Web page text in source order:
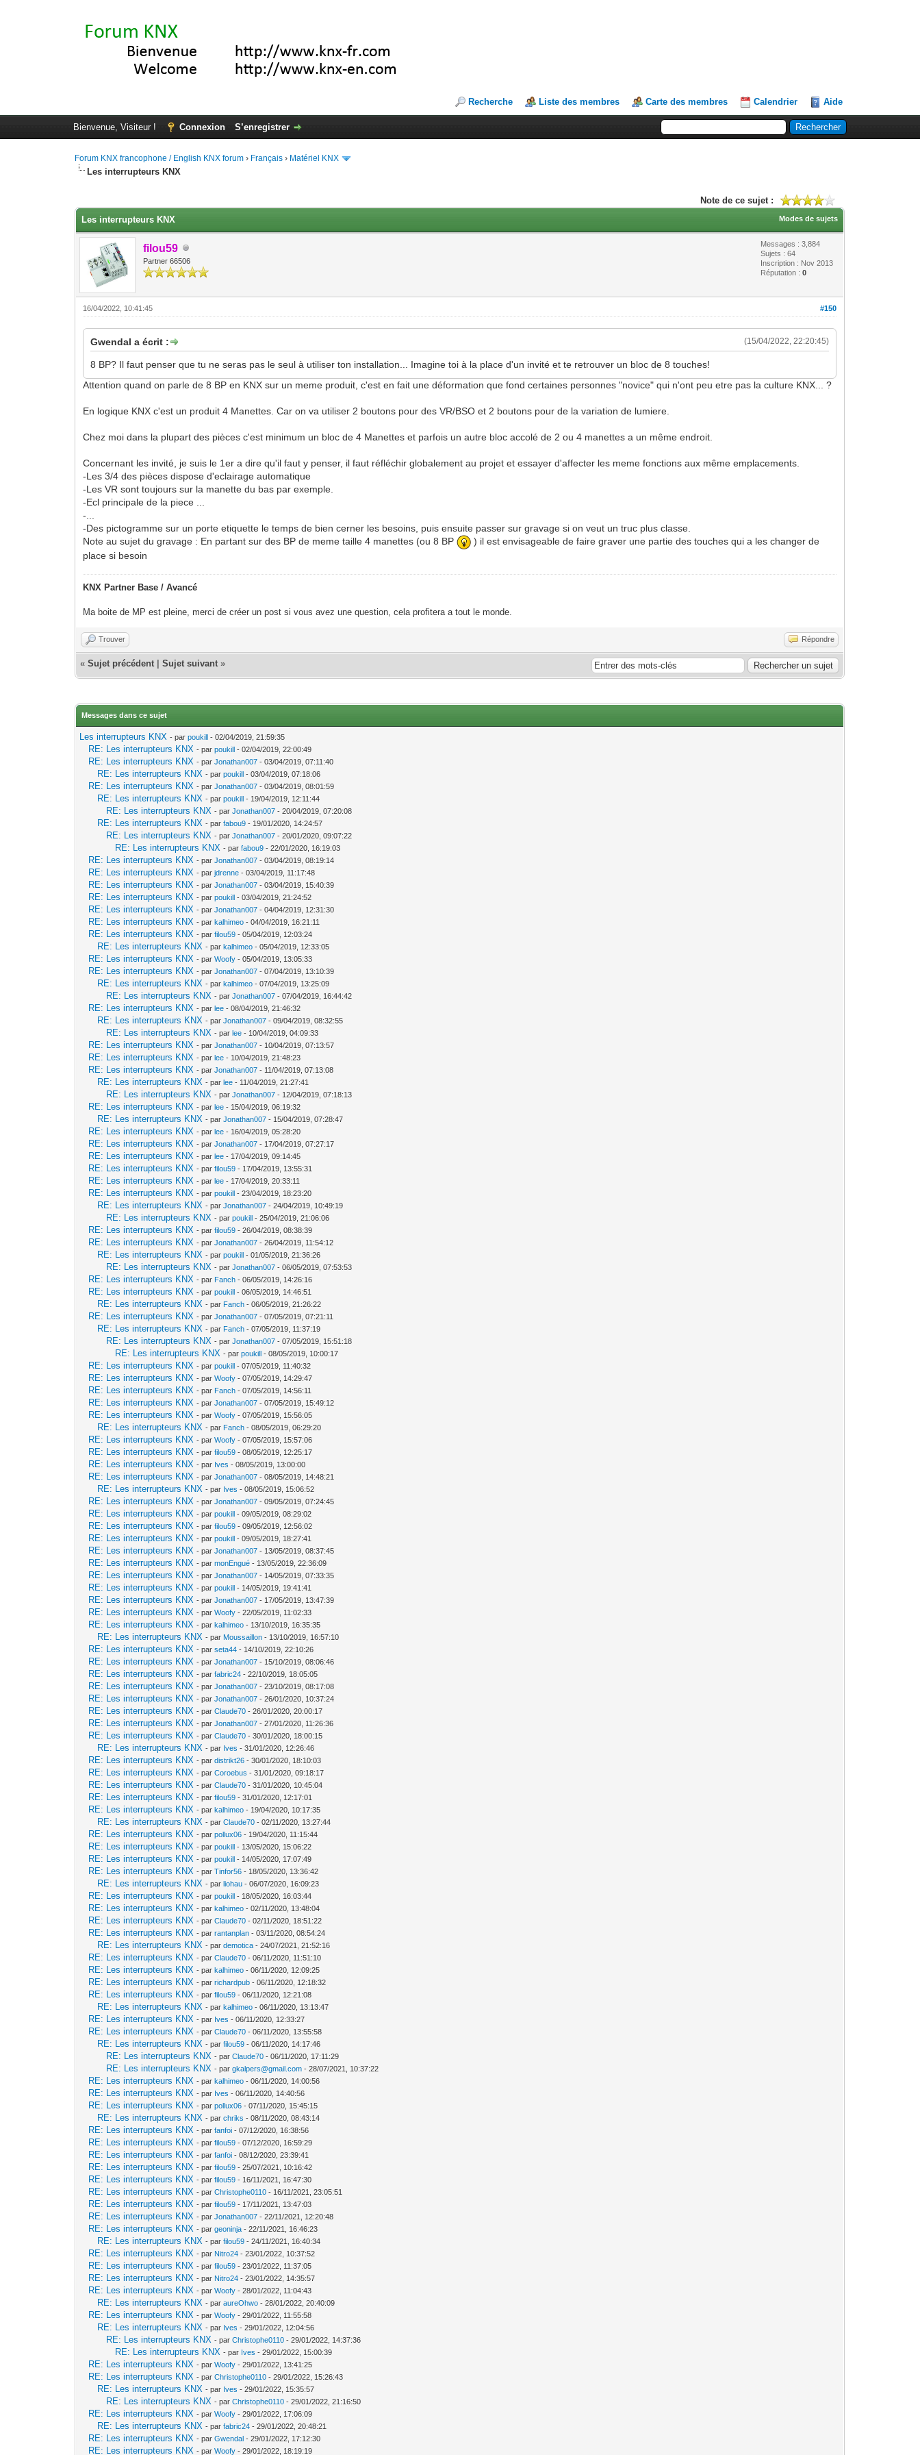
Recherche Liste des membres Carte des membres Calendrier Aide
Bienvenue, Visiteur ! Connexion S’enregistrer
Forum KNX francophone / English KNX forum › Français › Matériel KNX
Les interrupteurs KNX
Note de ce sujet :
Modes de sujets
Les interrupteurs KNX
filou59
Partner 66506
Messages : 3,884
Sujets : 64
Inscription : Nov 2013
Réputation :0
#150
16/04/2022, 10:41:45
(15/04/2022, 22:20:45)
Gwendal a écrit :
8 BP? Il faut penser que tu ne seras pas le seul à utiliser ton installation... Imagine toi à la place d'un invité et te retrouver un bloc de 8 touches!
Attention quand on parle de 8 BP en KNX sur un meme produit, c'est en fait une déformation que fond certaines personnes "novice" qui n'ont peu etre pas la culture KNX... ?
En logique KNX c'est un produit 4 Manettes. Car on va utiliser 2 boutons pour des VR/BSO et 2 boutons pour de la variation de lumiere.
Chez moi dans la plupart des pièces c'est minimum un bloc de 4 Manettes et parfois un autre bloc accolé de 2 ou 4 manettes a un même endroit.
Concernant les invité, je suis le 1er a dire qu'il faut y penser, il faut réfléchir globalement au projet et essayer d'affecter les meme fonctions aux même emplacements.
-Les 3/4 des pièces dispose d'eclairage automatique
-Les VR sont toujours sur la manette du bas par exemple.
-Ecl principale de la piece ...
-...
-Des pictogramme sur un porte etiquette le temps de bien cerner les besoins, puis ensuite passer sur gravage si on veut un truc plus classe.
Note au sujet du gravage : En partant sur des BP de meme taille 4 manettes (ou 8 BP
) il est envisageable de faire graver une partie des touches qui a les changer de
place si besoin
KNX Partner Base / Avancé
Ma boite de MP est pleine, merci de créer un post si vous avez une question, cela profitera a tout le monde.
Trouver Répondre
«Sujet précédent |Sujet suivant »
Messages dans ce sujet
Les interrupteurs KNX - parpoukill - 02/04/2019, 21:59:35
RE: Les interrupteurs KNX - parpoukill - 02/04/2019, 22:00:49
RE: Les interrupteurs KNX - parJonathan007 - 03/04/2019, 07:11:40
RE: Les interrupteurs KNX - parpoukill - 03/04/2019, 07:18:06
RE: Les interrupteurs KNX - parJonathan007 - 03/04/2019, 08:01:59
RE: Les interrupteurs KNX - parpoukill - 19/04/2019, 12:11:44
RE: Les interrupteurs KNX - parJonathan007 - 20/04/2019, 07:20:08
RE: Les interrupteurs KNX - parfabou9 - 19/01/2020, 14:24:57
RE: Les interrupteurs KNX - parJonathan007 - 20/01/2020, 09:07:22
RE: Les interrupteurs KNX - parfabou9 - 22/01/2020, 16:19:03
RE: Les interrupteurs KNX - parJonathan007 - 03/04/2019, 08:19:14
RE: Les interrupteurs KNX - parjdrenne - 03/04/2019, 11:17:48
RE: Les interrupteurs KNX - parJonathan007 - 03/04/2019, 15:40:39
RE: Les interrupteurs KNX - parpoukill - 03/04/2019, 21:24:52
RE: Les interrupteurs KNX - parJonathan007 - 04/04/2019, 12:31:30
RE: Les interrupteurs KNX - parkalhimeo - 04/04/2019, 16:21:11
RE: Les interrupteurs KNX - parfilou59 - 05/04/2019, 12:03:24
RE: Les interrupteurs KNX - parkalhimeo - 05/04/2019, 12:33:05
RE: Les interrupteurs KNX - parWoofy - 05/04/2019, 13:05:33
RE: Les interrupteurs KNX - parJonathan007 - 07/04/2019, 13:10:39
RE: Les interrupteurs KNX - parkalhimeo - 07/04/2019, 13:25:09
RE: Les interrupteurs KNX - parJonathan007 - 07/04/2019, 16:44:42
RE: Les interrupteurs KNX - parlee - 08/04/2019, 21:46:32
RE: Les interrupteurs KNX - parJonathan007 - 09/04/2019, 08:32:55
RE: Les interrupteurs KNX - parlee - 10/04/2019, 04:09:33
RE: Les interrupteurs KNX - parJonathan007 - 10/04/2019, 07:13:57
RE: Les interrupteurs KNX - parlee - 10/04/2019, 21:48:23
RE: Les interrupteurs KNX - parJonathan007 - 11/04/2019, 07:13:08
RE: Les interrupteurs KNX - parlee - 11/04/2019, 21:27:41
RE: Les interrupteurs KNX - parJonathan007 - 12/04/2019, 07:18:13
RE: Les interrupteurs KNX - parlee - 15/04/2019, 06:19:32
RE: Les interrupteurs KNX - parJonathan007 - 15/04/2019, 07:28:47
RE: Les interrupteurs KNX - parlee - 16/04/2019, 05:28:20
RE: Les interrupteurs KNX - parJonathan007 - 17/04/2019, 07:27:17
RE: Les interrupteurs KNX - parlee - 17/04/2019, 09:14:45
RE: Les interrupteurs KNX - parfilou59 - 17/04/2019, 13:55:31
RE: Les interrupteurs KNX - parlee - 17/04/2019, 20:33:11
RE: Les interrupteurs KNX - parpoukill - 23/04/2019, 18:23:20
RE: Les interrupteurs KNX - parJonathan007 - 24/04/2019, 10:49:19
RE: Les interrupteurs KNX - parpoukill - 25/04/2019, 21:06:06
RE: Les interrupteurs KNX - parfilou59 - 26/04/2019, 08:38:39
RE: Les interrupteurs KNX - parJonathan007 - 26/04/2019, 11:54:12
RE: Les interrupteurs KNX - parpoukill - 01/05/2019, 21:36:26
RE: Les interrupteurs KNX - parJonathan007 - 06/05/2019, 07:53:53
RE: Les interrupteurs KNX - par Fanch - 06/05/2019, 14:26:16
RE: Les interrupteurs KNX - parpoukill - 06/05/2019, 14:46:51
RE: Les interrupteurs KNX - par Fanch - 06/05/2019, 21:26:22
RE: Les interrupteurs KNX - parJonathan007 - 07/05/2019, 07:21:11
RE: Les interrupteurs KNX - par Fanch - 07/05/2019, 11:37:19
RE: Les interrupteurs KNX - parJonathan007 - 07/05/2019, 15:51:18
RE: Les interrupteurs KNX - parpoukill - 08/05/2019, 10:00:17
RE: Les interrupteurs KNX - parpoukill - 07/05/2019, 11:40:32
RE: Les interrupteurs KNX - parWoofy - 07/05/2019, 14:29:47
RE: Les interrupteurs KNX - par Fanch - 07/05/2019, 14:56:11
RE: Les interrupteurs KNX - parJonathan007 - 07/05/2019, 15:49:12
RE: Les interrupteurs KNX - parWoofy - 07/05/2019, 15:56:05
RE: Les interrupteurs KNX - par Fanch - 08/05/2019, 06:29:20
RE: Les interrupteurs KNX - parWoofy - 07/05/2019, 15:57:06
RE: Les interrupteurs KNX - parfilou59 - 08/05/2019, 12:25:17
RE: Les interrupteurs KNX - par Ives - 08/05/2019, 13:00:00
RE: Les interrupteurs KNX - parJonathan007 - 08/05/2019, 14:48:21
RE: Les interrupteurs KNX - par Ives - 08/05/2019, 15:06:52
RE: Les interrupteurs KNX - parJonathan007 - 09/05/2019, 07:24:45
RE: Les interrupteurs KNX - parpoukill - 09/05/2019, 08:29:02
RE: Les interrupteurs KNX - parfilou59 - 09/05/2019, 12:56:02
RE: Les interrupteurs KNX - parpoukill - 09/05/2019, 18:27:41
RE: Les interrupteurs KNX - parJonathan007 - 13/05/2019, 08:37:45
RE: Les interrupteurs KNX - parmonEngué - 13/05/2019, 22:36:09
RE: Les interrupteurs KNX - parJonathan007 - 14/05/2019, 07:33:35
RE: Les interrupteurs KNX - parpoukill - 14/05/2019, 19:41:41
RE: Les interrupteurs KNX - parJonathan007 - 17/05/2019, 13:47:39
RE: Les interrupteurs KNX - parWoofy - 22/05/2019, 11:02:33
RE: Les interrupteurs KNX - parkalhimeo - 13/10/2019, 16:35:35
RE: Les interrupteurs KNX - par Moussaillon - 13/10/2019, 16:57:10
RE: Les interrupteurs KNX - parseta44 - 14/10/2019, 22:10:26
RE: Les interrupteurs KNX - parJonathan007 - 15/10/2019, 08:06:46
RE: Les interrupteurs KNX - parfabric24 - 22/10/2019, 18:05:05
RE: Les interrupteurs KNX - parJonathan007 - 23/10/2019, 08:17:08
RE: Les interrupteurs KNX - parJonathan007 - 26/01/2020, 10:37:24
RE: Les interrupteurs KNX - parClaude70 - 26/01/2020, 20:00:17
RE: Les interrupteurs KNX - parJonathan007 - 27/01/2020, 11:26:36
RE: Les interrupteurs KNX - parClaude70 - 30/01/2020, 18:00:15
RE: Les interrupteurs KNX - par Ives - 31/01/2020, 12:26:46
RE: Les interrupteurs KNX - pardistrikt26 - 30/01/2020, 18:10:03
RE: Les interrupteurs KNX - parCoroebus - 31/01/2020, 09:18:17
RE: Les interrupteurs KNX - parClaude70 - 31/01/2020, 10:45:04
RE: Les interrupteurs KNX - parfilou59 - 31/01/2020, 12:17:01
RE: Les interrupteurs KNX - parkalhimeo - 19/04/2020, 10:17:35
RE: Les interrupteurs KNX - parClaude70 - 02/11/2020, 13:27:44
RE: Les interrupteurs KNX - parpollux06 - 19/04/2020, 11:15:44
RE: Les interrupteurs KNX - parpoukill - 13/05/2020, 15:06:22
RE: Les interrupteurs KNX - parpoukill - 14/05/2020, 17:07:49
RE: Les interrupteurs KNX - parTinfor56 - 18/05/2020, 13:36:42
RE: Les interrupteurs KNX - parliohau - 06/07/2020, 16:09:23
RE: Les interrupteurs KNX - parpoukill - 18/05/2020, 16:03:44
RE: Les interrupteurs KNX - parkalhimeo - 02/11/2020, 13:48:04
RE: Les interrupteurs KNX - parClaude70 - 02/11/2020, 18:51:22
RE: Les interrupteurs KNX - parrantanplan - 03/11/2020, 08:54:24
RE: Les interrupteurs KNX - pardemotica - 24/07/2021, 21:52:16
RE: Les interrupteurs KNX - parClaude70 - 06/11/2020, 11:51:10
RE: Les interrupteurs KNX - parkalhimeo - 06/11/2020, 12:09:25
RE: Les interrupteurs KNX - parrichardpub - 06/11/2020, 12:18:32
RE: Les interrupteurs KNX - parfilou59 - 06/11/2020, 12:21:08
RE: Les interrupteurs KNX - parkalhimeo - 06/11/2020, 13:13:47
RE: Les interrupteurs KNX - par Ives - 06/11/2020, 12:33:27
RE: Les interrupteurs KNX - parClaude70 - 06/11/2020, 13:55:58
RE: Les interrupteurs KNX - parfilou59 - 06/11/2020, 14:17:46
RE: Les interrupteurs KNX - parClaude70 - 06/11/2020, 17:11:29
RE: Les interrupteurs KNX - pargkalpers@gmail.com - 28/07/2021, 10:37:22
RE: Les interrupteurs KNX - parkalhimeo - 06/11/2020, 14:00:56
RE: Les interrupteurs KNX - par Ives - 06/11/2020, 14:40:56
RE: Les interrupteurs KNX - parpollux06 - 07/11/2020, 15:45:15
RE: Les interrupteurs KNX - parchriks - 08/11/2020, 08:43:14
RE: Les interrupteurs KNX - parfanfoi - 07/12/2020, 16:38:56
RE: Les interrupteurs KNX - parfilou59 - 07/12/2020, 16:59:29
RE: Les interrupteurs KNX - parfanfoi - 08/12/2020, 23:39:41
RE: Les interrupteurs KNX - parfilou59 - 25/07/2021, 10:16:42
RE: Les interrupteurs KNX - parfilou59 - 16/11/2021, 16:47:30
RE: Les interrupteurs KNX - parChristophe0110 - 16/11/2021, 23:05:51
RE: Les interrupteurs KNX - parfilou59 - 17/11/2021, 13:47:03
RE: Les interrupteurs KNX - parJonathan007 - 22/11/2021, 12:20:48
RE: Les interrupteurs KNX - pargeoninja - 22/11/2021, 16:46:23
RE: Les interrupteurs KNX - parfilou59 - 24/11/2021, 16:40:34
RE: Les interrupteurs KNX - par Nitro24 - 23/01/2022, 10:37:52
RE: Les interrupteurs KNX - parfilou59 - 23/01/2022, 11:37:05
RE: Les interrupteurs KNX - par Nitro24 - 23/01/2022, 14:35:57
RE: Les interrupteurs KNX - parWoofy - 28/01/2022, 11:04:43
RE: Les interrupteurs KNX - paraureOhwo - 28/01/2022, 20:40:09
RE: Les interrupteurs KNX - parWoofy - 29/01/2022, 11:55:58
RE: Les interrupteurs KNX - par Ives - 29/01/2022, 12:04:56
RE: Les interrupteurs KNX - parChristophe0110 - 29/01/2022, 14:37:36
RE: Les interrupteurs KNX - par Ives - 29/01/2022, 15:00:39
RE: Les interrupteurs KNX - parWoofy - 29/01/2022, 13:41:25
RE: Les interrupteurs KNX - parChristophe0110 - 29/01/2022, 15:26:43
RE: Les interrupteurs KNX - par Ives - 29/01/2022, 15:35:57
RE: Les interrupteurs KNX - parChristophe0110 - 29/01/2022, 21:16:50
RE: Les interrupteurs KNX - parWoofy - 29/01/2022, 17:06:09
RE: Les interrupteurs KNX - parfabric24 - 29/01/2022, 20:48:21
RE: Les interrupteurs KNX - parGwendal - 29/01/2022, 17:12:30
RE: Les interrupteurs KNX - parWoofy - 29/01/2022, 18:19:19